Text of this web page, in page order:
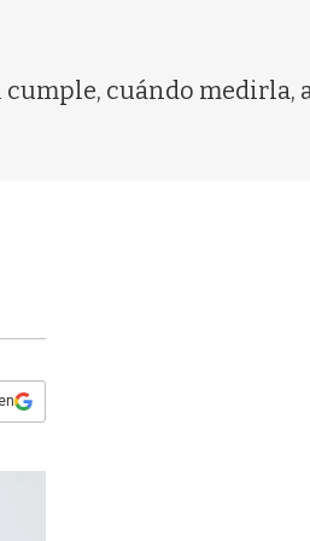
cumple, cuándo medirla,